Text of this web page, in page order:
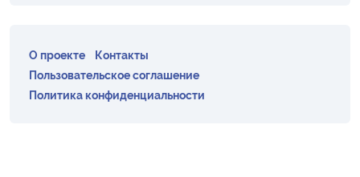
О проекте
Контакты
Пользовательское соглашение
Политика конфиденциальности